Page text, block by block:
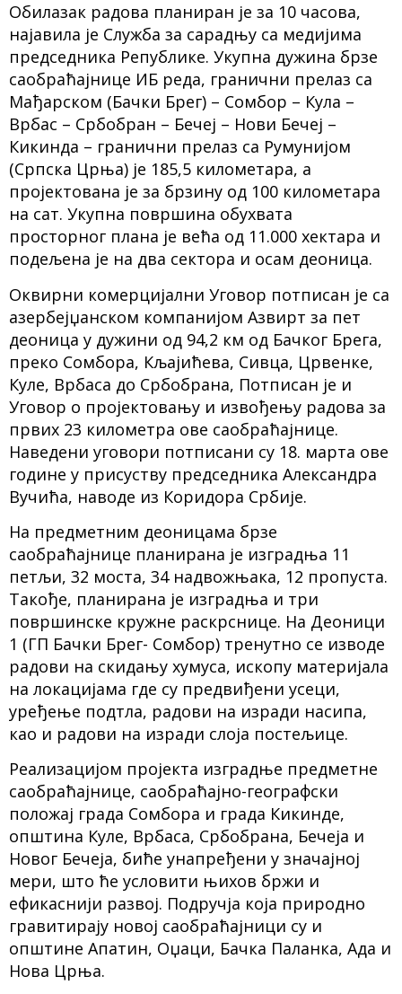
Обилазак радова планиран је за 10 часова,
најавила је Служба за сарадњу са медијима
председника Републике. Укупна дужина брзе
саобраћајнице ИБ реда, гранични прелаз са
Мађарском (Бачки Брег) – Сомбор – Кула –
Врбас – Србобран – Бечеј – Нови Бечеј –
Кикинда – гранични прелаз са Румунијом
(Српска Црња) је 185,5 километара, а
пројектована је за брзину од 100 километара
на сат. Укупна површина обухвата
просторног плана је већа од 11.000 хектара и
подељена је на два сектора и осам деоница.
Оквирни комерцијални Уговор потписан је са
азербејџанском компанијом Азвирт за пет
деоница у дужини од 94,2 км од Бачког Брега,
преко Сомбора, Кљајићева, Сивца, Црвенке,
Куле, Врбаса до Србобрана, Потписан је и
Уговор о пројектовању и извођењу радова за
првих 23 километра ове саобраћајнице.
Наведени уговори потписани су 18. марта ове
године у присуству председника Александра
Вучића, наводе из Коридора Србије.
На предметним деоницама брзе
саобраћајнице планирана је изградња 11
петљи, 32 моста, 34 надвожњака, 12 пропуста.
Такође, планирана је изградња и три
површинске кружне раскрснице. На Деоници
1 (ГП Бачки Брег- Сомбор) тренутно се изводе
радови на скидању хумуса, ископу материјала
на локацијама где су предвиђени усеци,
уређење подтла, радови на изради насипа,
као и радови на изради слоја постељице.
Реализацијом пројекта изградње предметне
саобраћајнице, саобраћајно-географски
положај града Сомбора и града Кикинде,
општина Куле, Врбаса, Србобрана, Бечеја и
Новог Бечеја, биће унапређени у значајној
мери, што ће условити њихов бржи и
ефикаснији развој. Подручја која природно
гравитирају новој саобраћајници су и
општине Апатин, Оџаци, Бачка Паланка, Ада и
Нова Црња.